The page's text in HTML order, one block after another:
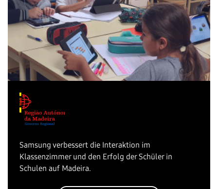
Samsung verbessert die Interaktion im
Klassenzimmer und den Erfolg der Schüler in
Schulen auf Madeira.